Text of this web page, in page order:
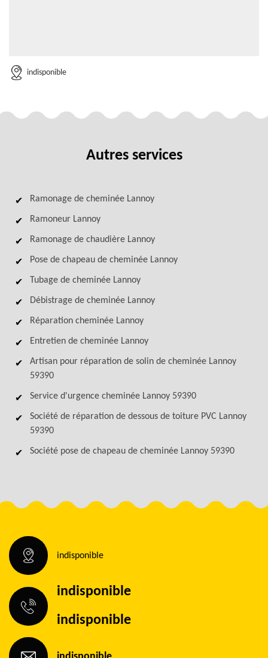
indisponible
Autres services
Ramonage de cheminée Lannoy
Ramoneur Lannoy
Ramonage de chaudière Lannoy
Pose de chapeau de cheminée Lannoy
Tubage de cheminée Lannoy
Débistrage de cheminée Lannoy
Réparation cheminée Lannoy
Entretien de cheminée Lannoy
Artisan pour réparation de solin de cheminée Lannoy
59390
Service d'urgence cheminée Lannoy 59390
Société de réparation de dessous de toiture PVC Lannoy
59390
Société pose de chapeau de cheminée Lannoy 59390
indisponible
indisponible
indisponible